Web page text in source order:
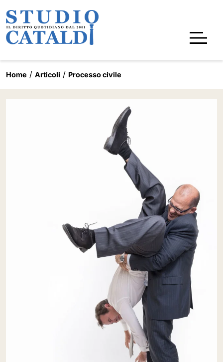
Home Articoli Processo civile